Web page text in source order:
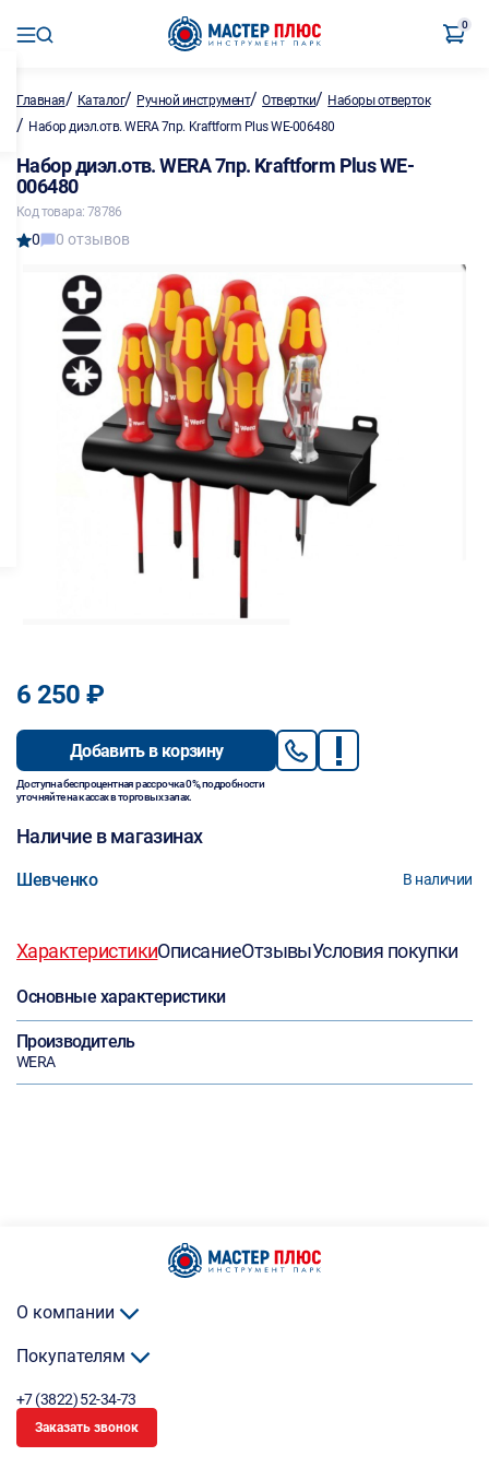
0
Главная/ Каталог/ Ручной инструмент/Отвертки/ Наборы отверток
/ Набор диэл.отв. WERA 7пр. Kraftform Plus WE-006480
Набор диэл.отв. WERA 7пр. Kraftform Plus WE-
006480
Код товара: 78786
0 0 отзывов
6 250 ₽
Добавить в корзину
Доступна беспроцентная рассрочка 0%, подробности
уточняйте на кассах в торговых залах.
Наличие в магазинах
Шевченко В наличии
ХарактеристикиОписаниеОтзывыУсловия покупки
Основные характеристики
Производитель
WERA
О компании
Покупателям
+7 (3822) 52-34-73
Заказать звонок